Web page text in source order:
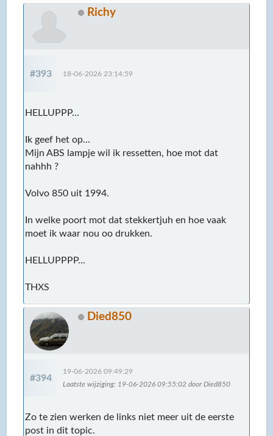
Richy
#393 18-06-2026 23:14:59
HELLUPPP...
Ik geef het op...
Mijn ABS lampje wil ik ressetten, hoe mot dat
nahhh ?
Volvo 850 uit 1994.
In welke poort mot dat stekkertjuh en hoe vaak
moet ik waar nou oo drukken.
HELLUPPPP...
THXS
Died850
#394
19-06-2026 09:49:29
Laatste wijziging: 19-06-2026 09:55:02 door Died850
Zo te zien werken de links niet meer uit de eerste
post in dit topic.